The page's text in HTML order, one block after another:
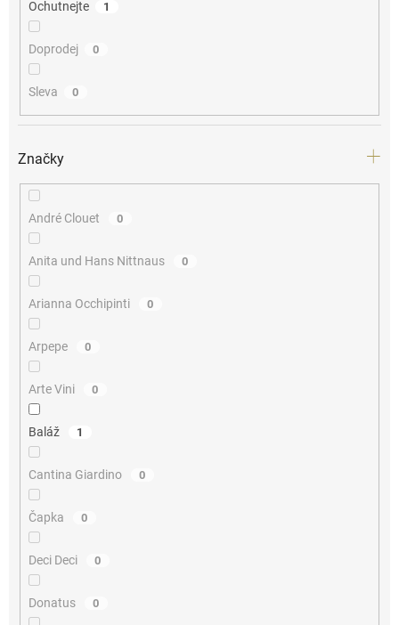
Ochutnejte 1
Doprodej 0
Sleva 0
Značky
André Clouet 0
Anita und Hans Nittnaus 0
Arianna Occhipinti 0
Arpepe 0
Arte Vini 0
Baláž 1
Cantina Giardino 0
Čapka 0
Deci Deci 0
Donatus 0